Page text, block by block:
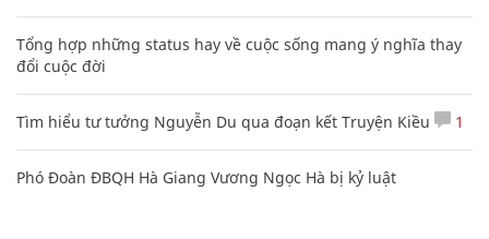
Tổng hợp những status hay về cuộc sống mang ý nghĩa thay
đổi cuộc đời
Tìm hiểu tư tưởng Nguyễn Du qua đoạn kết Truyện Kiều 1
Phó Đoàn ĐBQH Hà Giang Vương Ngọc Hà bị kỷ luật